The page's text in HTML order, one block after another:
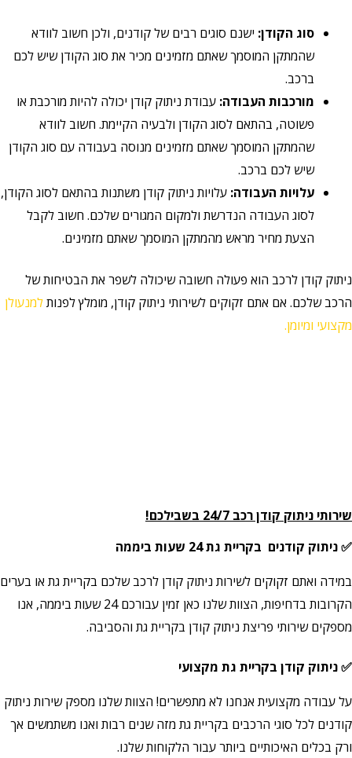
סוג הקודן: ישנם סוגים רבים של קודנים, ולכן חשוב לוודא
שהמתקן המוסמך שאתם מזמינים מכיר את סוג הקודן שיש לכם
ברכב.
מורכבות העבודה: עבודת ניתוק קודן יכולה להיות מורכבת או
פשוטה, בהתאם לסוג הקודן ולבעיה הקיימת. חשוב לוודא
שהמתקן המוסמך שאתם מזמינים מנוסה בעבודה עם סוג הקודן
שיש לכם ברכב.
עלויות העבודה: עלויות ניתוק קודן משתנות בהתאם לסוג הקודן,
לסוג העבודה הנדרשת ולמקום המגורים שלכם. חשוב לקבל
הצעת מחיר מראש מהמתקן המוסמך שאתם מזמינים.
ניתוק קודן לרכב הוא פעולה חשובה שיכולה לשפר את הבטיחות של
הרכב שלכם. אם אתם זקוקים לשירותי ניתוק קודן, מומלץ לפנותלמנעולן
מקצועי ומיומן.
שירותי ניתוק קודן רכב 24/7 בשבילכם!
✅ ניתוק קודנים בקריית גת 24 שעות ביממה
במידה ואתם זקוקים לשירות ניתוק קודן לרכב שלכם בקריית גת או בערים
הקרובות בדחיפות, הצוות שלנו כאן זמין עבורכם 24 שעות ביממה, אנו
מספקים שירותי פריצת ניתוק קודן בקריית גת והסביבה.
✅ ניתוק קודן בקריית גת מקצועי
על עבודה מקצועית אנחנו לא מתפשרים! הצוות שלנו מספק שירות ניתוק
קודנים לכל סוגי הרכבים בקריית גת מזה שנים רבות ואנו משתמשים אך
ורק בכלים האיכותיים ביותר עבור הלקוחות שלנו.